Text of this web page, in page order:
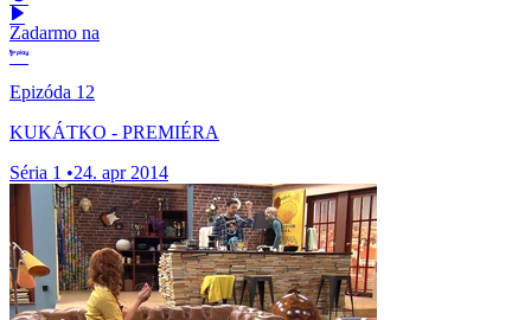
Zadarmo na
Epizóda 12
KUKÁTKO - PREMIÉRA
Séria 1 •24. apr 2014